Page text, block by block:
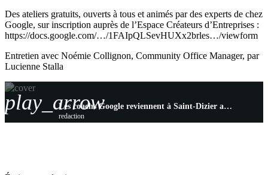
Des ateliers gratuits, ouverts à tous et animés par des experts de chez
Google, sur inscription auprès de l’Espace Créateurs d’Entreprises :
https://docs.google.com/…/1FAIpQLSevHUXx2brles…/viewform
Entretien avec Noémie Collignon, Community Office Manager, par
Lucienne Stalla
play_arrow Les coachs Google reviennent à Saint-Dizier avec l’espace créateurs d’entreprises
redaction